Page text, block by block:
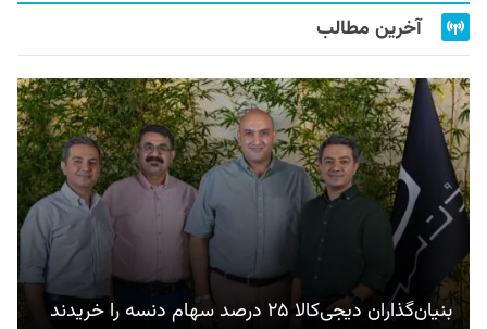
آخرین مطالب
بنیان‌گذاران دیجی‌کالا ۲۵ درصد سهام دنسه را خریدند